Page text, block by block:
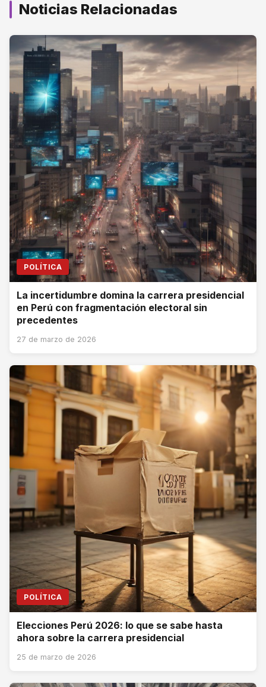
Noticias Relacionadas
POLÍTICA
La incertidumbre domina la carrera presidencial
en Perú con fragmentación electoral sin
precedentes
27 de marzo de 2026
POLÍTICA
Elecciones Perú 2026: lo que se sabe hasta
ahora sobre la carrera presidencial
25 de marzo de 2026